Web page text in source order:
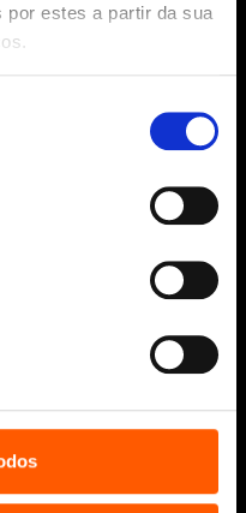
por estes a partir da sua
e
Continental
a 25€